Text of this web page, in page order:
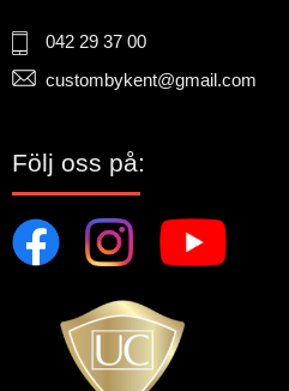
042 29 37 00
custombykent@gmail.com
Följ oss på: